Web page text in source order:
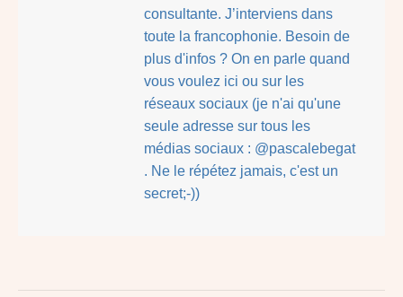
consultante. J’interviens dans
toute la francophonie. Besoin de
plus d'infos ? On en parle quand
vous voulez ici ou sur les
réseaux sociaux (je n'ai qu'une
seule adresse sur tous les
médias sociaux : @pascalebegat
. Ne le répétez jamais, c'est un
secret;-))